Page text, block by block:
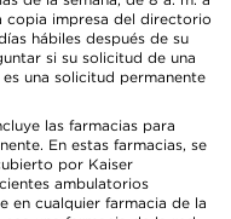
copia impresa del directorio
hábiles después de su
si su solicitud de una
una solicitud permanente
las farmacias para
En estas farmacias, se
por Kaiser
ambulatorios
en cualquier farmacia de la